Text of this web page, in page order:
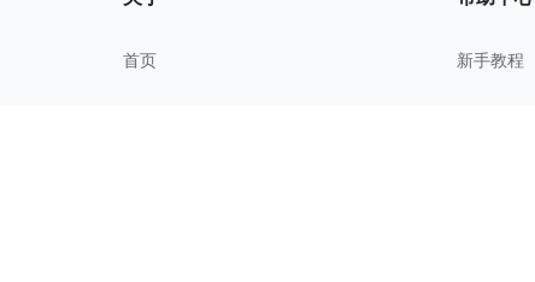
首页 新手教程